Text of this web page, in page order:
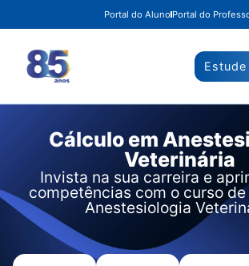
Portal do Aluno Portal do
Cálculo em
Veterinária
Invista na sua carreira e
competências com o curso
Anestesiologia